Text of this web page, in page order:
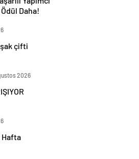
Daha!
çifti
2026
Hafta